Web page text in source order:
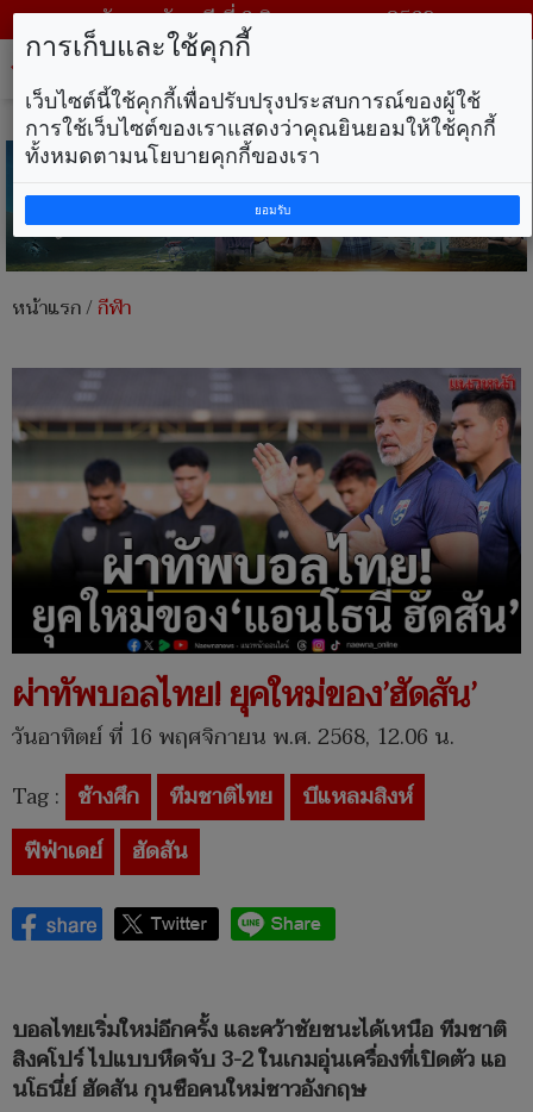
วันพฤหัสบดี ที่ 6 สิงหาคม พ.ศ. 2569
หน้าแรก/กีฬา
ผ่าทัพบอลไทย! ยุคใหม่ของ’ฮัดสัน’
วันอาทิตย์ ที่ 16 พฤศจิกายน พ.ศ. 2568, 12.06 น.
Tag : ช้างศึก ทีมชาติไทย
บีแหลมสิงห์
ฟีฟ่าเดย์
ฮัดสัน
บอลไทยเริ่มใหม่อีกครั้ง และคว้าชัยชนะได้เหนือ ทีมชาติ
สิงคโปร์ ไปแบบหืดจับ 3-2 ในเกมอุ่นเครื่องที่เปิดตัว แอ
นโธนี่ย์ ฮัดสัน กุนซือคนใหม่ชาวอังกฤษ
การเก็บและใช้คุกกี้
เว็บไซต์นี้ใช้คุกกี้เพื่อปรับปรุงประสบการณ์ของผู้ใช้
การใช้เว็บไซต์ของเราแสดงว่าคุณยินยอมให้ใช้คุกกี้
ทั้งหมดตามนโยบายคุกกี้ของเรา
ยอมรับ